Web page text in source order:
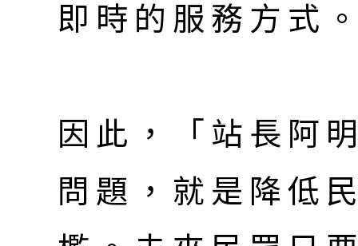
即時的服務方式
因此，「站長阿
問題，就是降低